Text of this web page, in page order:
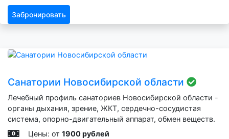
Забронировать
Санатории Новосибирской области
Лечебный профиль санаториев Новосибирской области -
органы дыхания, зрение, ЖКТ, сердечно-сосудистая
система, опорно-двигательный аппарат, обмен веществ.
Цены: от 1900 рублей